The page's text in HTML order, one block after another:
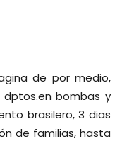
de por medio,
bombas y
brasilero, 3 dias
de familias, hasta